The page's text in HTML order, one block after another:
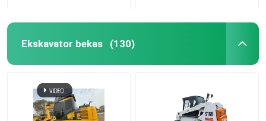
Ekskavator bekas (130)